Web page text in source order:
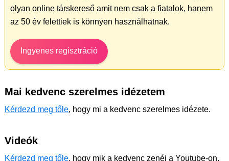
olyan online társkereső amit nem csak a fiatalok, hanem
az 50 év felettiek is könnyen használhatnak.
Ingyenes regisztráció
Mai kedvenc szerelmes idézetem
Kérdezd meg tőle, hogy mi a kedvenc szerelmes idézete.
Videók
Kérdezd meg tőle, hogy mik a kedvenc zenéi a Youtube-on.